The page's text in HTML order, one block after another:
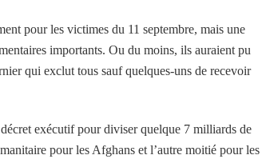
pour les victimes du 11 septembre, mais une
importants. Ou du moins, ils auraient pu
qui exclut tous sauf quelques-uns de recevoir
exécutif pour diviser quelque 7 milliards de
pour les Afghans et l’autre moitié pour les